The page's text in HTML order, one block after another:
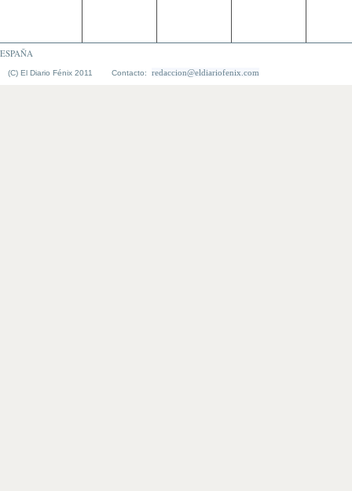
ESPAÑA
(C) El Diario Fénix 2011 Contacto: redaccion@eldiariofenix.com